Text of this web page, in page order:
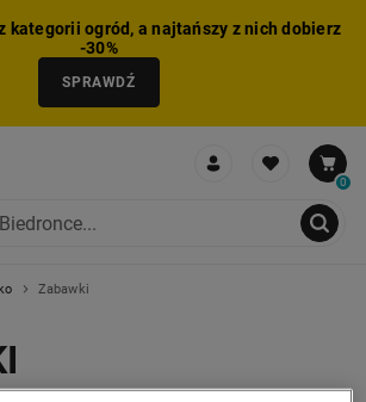
kategorii ogród, a najtańszy z nich dobierz
-30%
SPRAWDŹ
0
Zabawki